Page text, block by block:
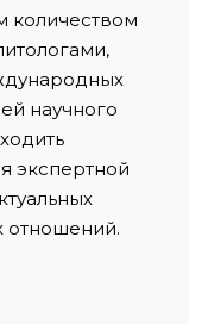
количеством
научного
экспертной
отношений.